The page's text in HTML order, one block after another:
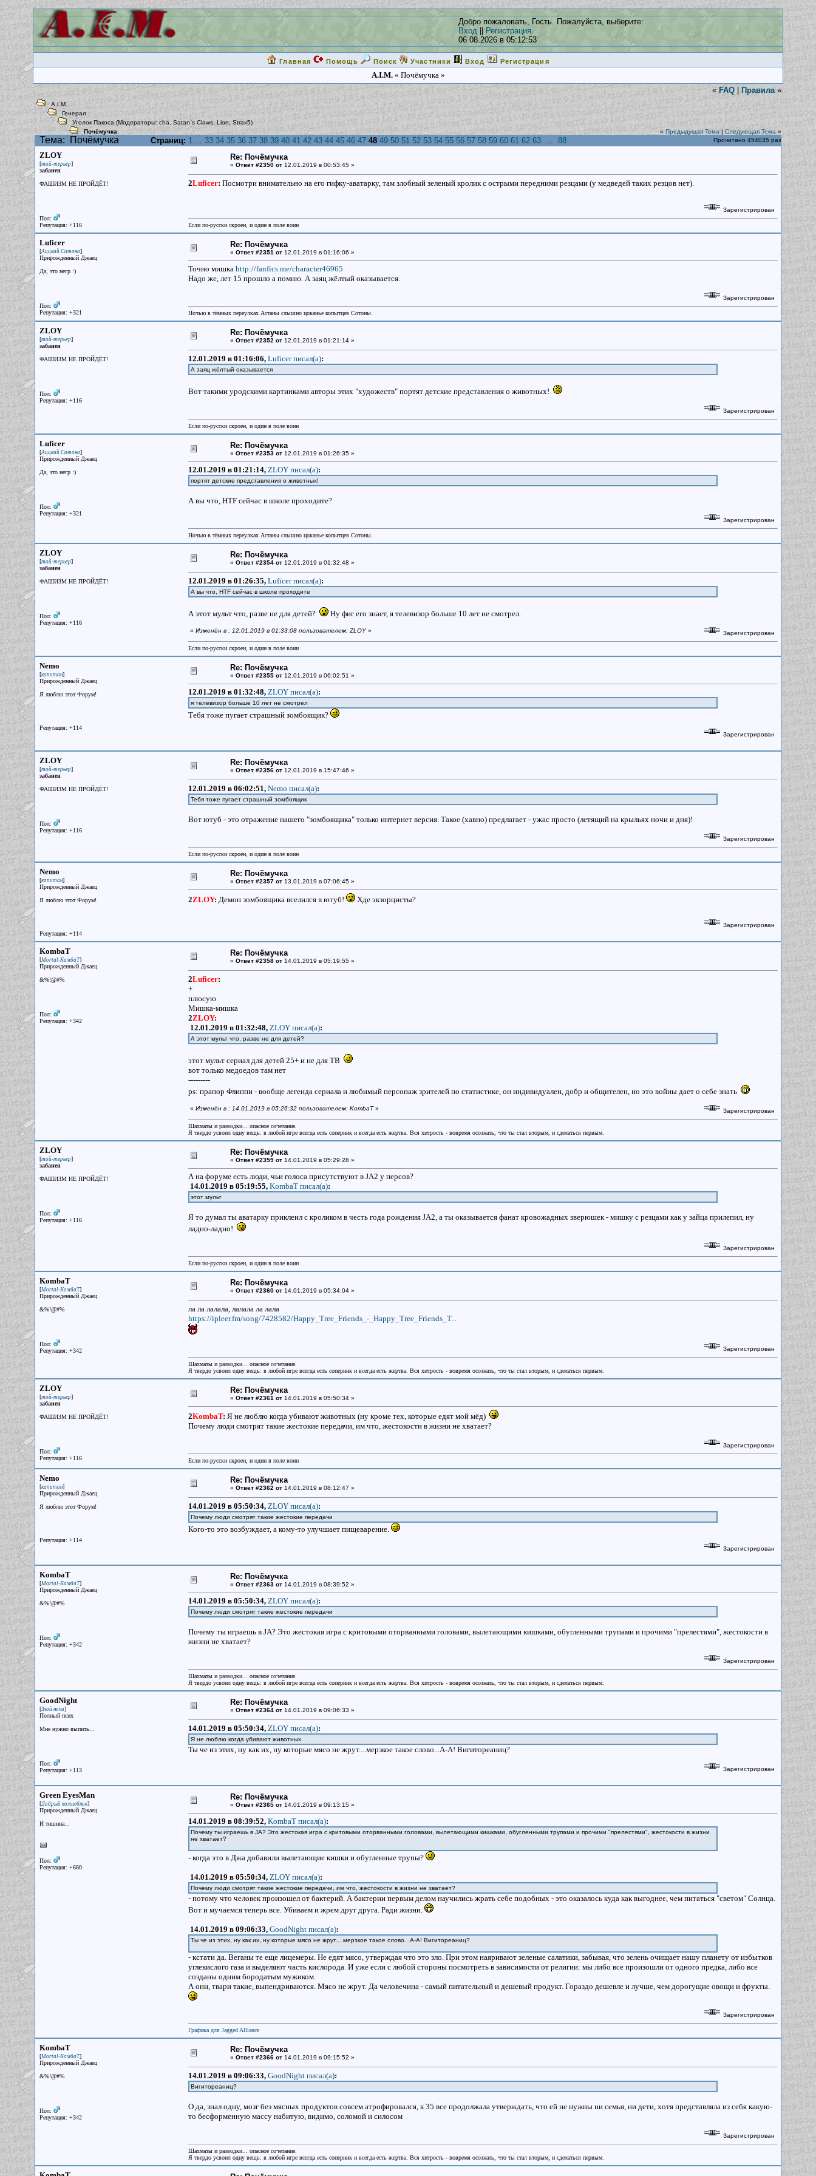
Добро пожаловать, Гость. Пожалуйста, выберите:
Вход
Регистрация.
06.08.2026 в 05:12:53
Главная Помощь Поиск Участники Вход Регистрация
A.I.M.« Почёмучка »
« FAQ | Правила »
A.I.M.
Генерал
Уголок Пакоса (Модераторы: cha Satan`s Claws, Lion,Strax5)
Почёмучка
« Предыдущая Тема | Следующая Тема »
Тема: Почёмучка Страниц: 1 ... 33 34 35 36 37 38 39 40 41 42 43 44 45 46 47 48 49 50 51 52 53 54 55 56 57 58 59 60 61 62 63 ... 88 Прочитано 454035 раз
ZLOY
[той-терьер]
забанен
ФАШИЗМ НЕ ПРОЙДЁТ!
Пол:
Репутация: +116
Re: Почёмучка
« Ответ #2350 от 12.01.2019 в 00:53:45 »
2Luficer: Посмотри внимательно на его гифку-аватарку, там злобный зеленый кролик с острыми передними резцами (у медведей таких резцов нет).
Зарегистрирован
Если по-русски скроен, и один в поле воин
Luficer
[Аццкий Сотона]
Прирожденный Джаец
Да, это негр :)
Пол:
Репутация: +321
Re: Почёмучка
« Ответ #2351 от 12.01.2019 в 01:16:06 »
Точно мишка http://fanfics.me/character46965
Надо же, лет 15 прошло а помню. А заяц жёлтый оказывается.
Зарегистрирован
Ночью в тёмных переулках Астаны слышно цоканье копытцев Сотоны.
ZLOY
[той-терьер]
забанен
ФАШИЗМ НЕ ПРОЙДЁТ!
Пол:
Репутация: +116
Re: Почёмучка
« Ответ #2352 от 12.01.2019 в 01:21:14 »
12.01.2019 в 01:16:06, Luficer писал(a):
А заяц жёлтый оказывается
Вот такими уродскими картинками авторы этих "художеств" портят детские представления о животных!
Зарегистрирован
Если по-русски скроен, и один в поле воин
Luficer
[Аццкий Сотона]
Прирожденный Джаец
Да, это негр :)
Пол:
Репутация: +321
Re: Почёмучка
« Ответ #2353 от 12.01.2019 в 01:26:35 »
12.01.2019 в 01:21:14, ZLOY писал(a):
портят детские представления о животных!
А вы что, HTF сейчас в школе проходите?
Зарегистрирован
Ночью в тёмных переулках Астаны слышно цоканье копытцев Сотоны.
ZLOY
[той-терьер]
забанен
ФАШИЗМ НЕ ПРОЙДЁТ!
Пол:
Репутация: +116
Re: Почёмучка
« Ответ #2354 от 12.01.2019 в 01:32:48 »
12.01.2019 в 01:26:35, Luficer писал(a):
А вы что, HTF сейчас в школе проходите
А этот мульт что, разве не для детей? Ну фиг его знает, я телевизор больше 10 лет не смотрел.
« Изменён в : 12.01.2019 в 01:33:08 пользователем: ZLOY » Зарегистрирован
Если по-русски скроен, и один в поле воин
Nemo
[капитан]
Прирожденный Джаец
Я люблю этот Форум!
Репутация: +114
Re: Почёмучка
« Ответ #2355 от 12.01.2019 в 06:02:51 »
12.01.2019 в 01:32:48, ZLOY писал(a):
я телевизор больше 10 лет не смотрел
Тебя тоже пугает страшный зомбоящик?
Зарегистрирован
ZLOY
[той-терьер]
забанен
ФАШИЗМ НЕ ПРОЙДЁТ!
Пол:
Репутация: +116
Re: Почёмучка
« Ответ #2356 от 12.01.2019 в 15:47:46 »
12.01.2019 в 06:02:51, Nemo писал(a):
Тебя тоже пугает страшный зомбоящик
Вот ютуб - это отражение нашего "зомбоящика" только интернет версия. Такое (хавно) предлагает - ужас просто (летящий на крыльях ночи и дня)!
Зарегистрирован
Если по-русски скроен, и один в поле воин
Nemo
[капитан]
Прирожденный Джаец
Я люблю этот Форум!
Репутация: +114
Re: Почёмучка
« Ответ #2357 от 13.01.2019 в 07:06:45 »
2ZLOY: Демон зомбоящика вселился в ютуб! Хде экзорцисты?
Зарегистрирован
KombaT
[Mortal-КамбаТ]
Прирожденный Джаец
&%!@#%
Пол:
Репутация: +342
Re: Почёмучка
« Ответ #2358 от 14.01.2019 в 05:19:55 »
2Luficer:
+
плюсую
Мишка-мишка
2ZLOY:
12.01.2019 в 01:32:48, ZLOY писал(a):
А этот мульт что, разве не для детей?
этот мульт сериал для детей 25+ и не для ТВ
вот только медоедов там нет
---------
ps: прапор Флиппи - вообще легенда сериала и любимый персонаж зрителей по статистике, он индивидуален, добр и общителен, но это войны дает о себе знать
« Изменён в : 14.01.2019 в 05:26:32 пользователем: KombaT» Зарегистрирован
Шахматы и разводки... опасное сочетание.
Я твердо усвоил одну вещь: в любой игре всегда есть соперник и всегда есть жертва. Вся хитрость - вовремя осознать, что ты стал вторым, и сделаться первым.
ZLOY
[той-терьер]
забанен
ФАШИЗМ НЕ ПРОЙДЁТ!
Пол:
Репутация: +116
Re: Почёмучка
« Ответ #2359 от 14.01.2019 в 05:29:28 »
А на форуме есть люди, чьи голоса присутствуют в JA2 у персов?
14.01.2019 в 05:19:55, KombaT писал(a):
этот мульт
Я то думал ты аватарку приклеил с кроликом в честь года рождения JA2, а ты оказывается фанат кровожадных зверюшек - мишку с резцами как у зайца прилепил, ну
ладно-ладно!
Зарегистрирован
Если по-русски скроен, и один в поле воин
KombaT
[Mortal-КамбаТ]
Прирожденный Джаец
&%!@#%
Пол:
Репутация: +342
Re: Почёмучка
« Ответ #2360 от 14.01.2019 в 05:34:04 »
ла ла лалала, лалала ла лала
https://ipleer.fm/song/7428582/Happy_Tree_Friends_-_Happy_Tree_Friends_T...
Зарегистрирован
Шахматы и разводки... опасное сочетание.
Я твердо усвоил одну вещь: в любой игре всегда есть соперник и всегда есть жертва. Вся хитрость - вовремя осознать, что ты стал вторым, и сделаться первым.
ZLOY
[той-терьер]
забанен
ФАШИЗМ НЕ ПРОЙДЁТ!
Пол:
Репутация: +116
Re: Почёмучка
« Ответ #2361 от 14.01.2019 в 05:50:34 »
2KombaT: Я не люблю когда убивают животных (ну кроме тех, которые едят мой мёд)
Почему люди смотрят такие жестокие передачи, им что, жестокости в жизни не хватает?
Зарегистрирован
Если по-русски скроен, и один в поле воин
Nemo
[капитан]
Прирожденный Джаец
Я люблю этот Форум!
Репутация: +114
Re: Почёмучка
« Ответ #2362 от 14.01.2019 в 08:12:47 »
14.01.2019 в 05:50:34, ZLOY писал(a):
Почему люди смотрят такие жестокие передачи
Кого-то это возбуждает, а кому-то улучшает пищеварение.
Зарегистрирован
KombaT
[Mortal-КамбаТ]
Прирожденный Джаец
&%!@#%
Пол:
Репутация: +342
Re: Почёмучка
« Ответ #2363 от 14.01.2019 в 08:39:52 »
14.01.2019 в 05:50:34, ZLOY писал(a):
Почему люди смотрят такие жестокие передачи
Почему ты играешь в JA? Это жестокая игра с критовыми оторванными головами, вылетающими кишками, обугленными трупами и прочими "прелестями", жестокости в
жизни не хватает?
Зарегистрирован
Шахматы и разводки... опасное сочетание.
Я твердо усвоил одну вещь: в любой игре всегда есть соперник и всегда есть жертва. Вся хитрость - вовремя осознать, что ты стал вторым, и сделаться первым.
GoodNight
[Злой ночи]
Полный псих
Мне нужно выпить...
Пол:
Репутация: +113
Re: Почёмучка
« Ответ #2364 от 14.01.2019 в 09:06:33 »
14.01.2019 в 05:50:34, ZLOY писал(a):
Я не люблю когда убивают животных
Ты че из этих, ну как их, ну которые мясо не жрут....мерзкое такое слово...А-А! Вигитореаниц?
Зарегистрирован
Green EyesMan
[Добрый волшебник]
Прирожденный Джаец
И тишина...
Пол:
Репутация: +680
Re: Почёмучка
« Ответ #2365 от 14.01.2019 в 09:13:15 »
14.01.2019 в 08:39:52, KombaT писал(a):
Почему ты играешь в JA? Это жестокая игра с критовыми оторванными головами, вылетающими кишками, обугленными трупами и прочими "прелестями", жестокости в жизни
не хватает?
- когда это в Джа добавили вылетающие кишки и обугленные трупы?
14.01.2019 в 05:50:34, ZLOY писал(a):
Почему люди смотрят такие жестокие передачи, им что, жестокости в жизни не хватает?
- потому что человек произошел от бактерий. А бактерии первым делом научились жрать себе подобных - это оказалось куда как выгоднее, чем питаться "светом" Солнца.
Вот и мучаемся теперь все. Убиваем и жрем друг друга. Ради жизни.
14.01.2019 в 09:06:33, GoodNight писал(a):
Ты че из этих, ну как их, ну которые мясо не жрут....мерзкое такое слово...А-А! Вигитореаниц?
- кстати да. Веганы те еще лицемеры. Не едят мясо, утверждая что это зло. При этом наяривают зеленые салатики, забывая, что зелень очищает нашу планету от избытков
углекислого газа и выделяют часть кислорода. И уже если с любой стороны посмотреть в зависимости от религии: мы либо все произошли от одного предка, либо все
созданы одним бородатым мужиком.
А они, твари такие, выпендриваются. Мясо не жрут. Да человечина - самый питательный и дешевый продукт. Гораздо дешевле и лучше, чем дорогущие овощи и фрукты.
Зарегистрирован
Графика для Jagged Alliance
KombaT
[Mortal-КамбаТ]
Прирожденный Джаец
&%!@#%
Пол:
Репутация: +342
Re: Почёмучка
« Ответ #2366 от 14.01.2019 в 09:15:52 »
14.01.2019 в 09:06:33, GoodNight писал(a):
Вигитореаниц?
О да, знал одну, мозг без мясных продуктов совсем атрофировался, к 35 все продолжала утверждать, что ей не нужны ни семья, ни дети, хотя представляла из себя какую-
то бесформенную массу набитую, видимо, соломой и силосом
Зарегистрирован
Шахматы и разводки... опасное сочетание.
Я твердо усвоил одну вещь: в любой игре всегда есть соперник и всегда есть жертва. Вся хитрость - вовремя осознать, что ты стал вторым, и сделаться первым.